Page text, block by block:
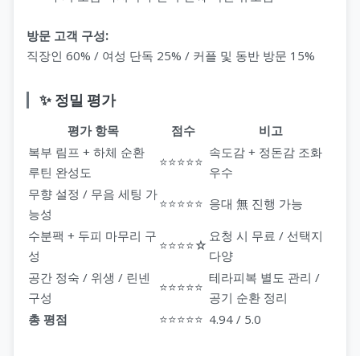
방문 고객 구성:
직장인 60% / 여성 단독 25% / 커플 및 동반 방문 15%
✨ 정밀 평가
평가 항목 점수
비고
복부 림프 + 하체 순환
루틴 완성도
⭐⭐⭐⭐⭐
속도감 + 정돈감 조화
우수
무향 설정 / 무음 세팅 가
능성
⭐⭐⭐⭐⭐ 응대 無 진행 가능
수분팩 + 두피 마무리 구
성
⭐⭐⭐⭐☆
요청 시 무료 / 선택지
다양
공간 정숙 / 위생 / 린넨
구성
⭐⭐⭐⭐⭐
테라피복 별도 관리 /
공기 순환 정리
총 평점
⭐⭐⭐⭐⭐ 4.94 / 5.0